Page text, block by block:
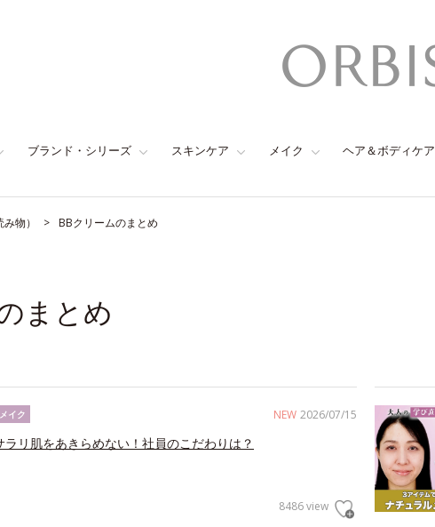
ブランド・シリーズ スキンケア メイク ヘア＆ボディケア
物） BBクリームのまとめ
まとめ
NEW 2026/07/15
イク
ラリ肌をあきらめない！社員のこだわりは？
8486 view